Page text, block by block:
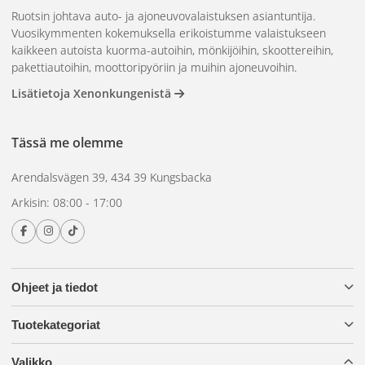
Ensiluokkainen laatu
Pitkäaikainen kestävyys
Tule tutustumaan ABL
Lightsin historiaan ja
asiantuntemukseen
Perustamisestamme vuonna 1875 lähtien olemme
tarpeita kaikkialla maailmassa. Olivatpa ajoneuvosi
valaistustarpeet mitkä tahansa, voit luottaa ABL Lightsin
laatuun ja innovaatioihin.
Ohjeet ja tiedot
Tuotekategoriat
Valikko
Ruotsin johtava auto- ja ajoneuvovalaistuksen asiantuntija.
Vuosikymmenten kokemuksella erikoistumme valaistukseen
kaikkeen autoista kuorma-autoihin, mönkijöihin, skoottereihin,
pakettiautoihin, moottoripyöriin ja muihin ajoneuvoihin.
Lisätietoja Xenonkungenistä
Tässä me olemme
Arendalsvägen 39, 434 39 Kungsbacka
Arkisin: 08:00 - 17:00